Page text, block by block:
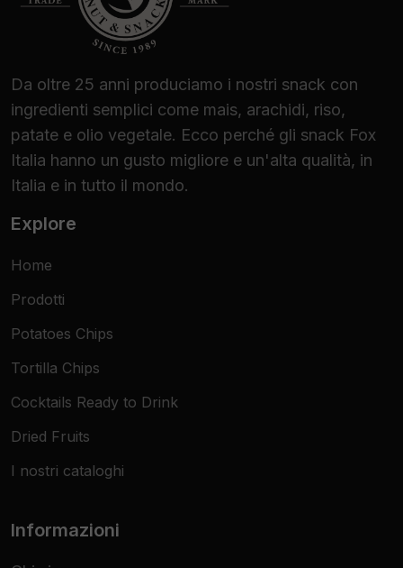
Da oltre 25 anni produciamo i nostri snack con
ingredienti semplici come mais, arachidi, riso,
patate e olio vegetale. Ecco perché gli snack Fox
Italia hanno un gusto migliore e un'alta qualità, in
Italia e in tutto il mondo.
Explore
Home
Prodotti
Potatoes Chips
Tortilla Chips
Cocktails Ready to Drink
Dried Fruits
I nostri cataloghi
Informazioni